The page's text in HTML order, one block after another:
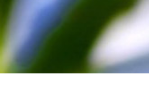
果不熱，就表示氣候不順，今
年內必須特別注意水災或風
災，以免影響到農作物的收成
喔！2.「熱在大小暑，好有雷
陣雨」這句俗諺的意思是：
大、小暑時節，炎夏天氣常常
熱得讓人受不了，還好常會有